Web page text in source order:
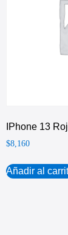
IPhone 13
$8,160
Añadir al